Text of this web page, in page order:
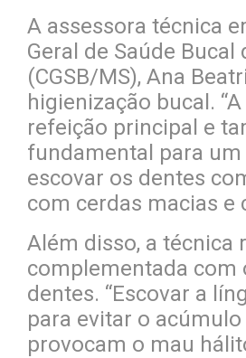
A assessora técnica
Geral de Saúde
(CGSB/MS), Ana
higienização bucal.
refeição principal e
fundamental para
escovar os dentes
com cerdas macias e
Além disso, a técnica
complementada com
dentes. “Escovar a
para evitar o
provocam o mau